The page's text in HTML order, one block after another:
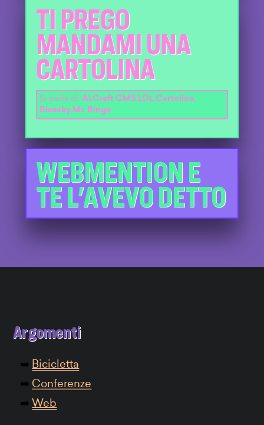
TI PREGO
MANDAMI UNA
CARTOLINA
Si parla di: AI ,Craft CMS, LOL,Cartoline,
Bluesky, Mr. Bingo
WEBMENTION E
TE L'AVEVO DETTO
Argomenti
Bicicletta
Conferenze
Web